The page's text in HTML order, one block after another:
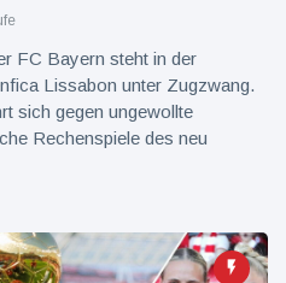
FC Bayern steht in der
Lissabon unter Zugzwang.
sich gegen ungewollte
Rechenspiele des neu